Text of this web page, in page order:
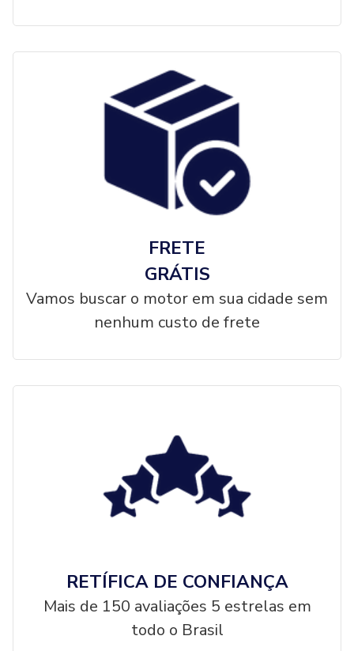
FRETE
GRÁTIS
Vamos buscar o motor em sua cidade sem
nenhum custo de frete
RETÍFICA DE CONFIANÇA
Mais de 150 avaliações 5 estrelas em
todo o Brasil